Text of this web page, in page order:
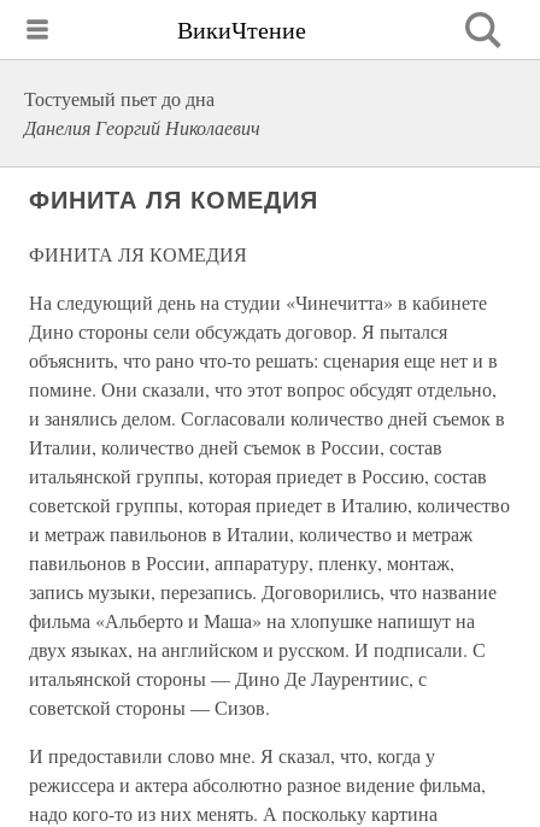
ВикиЧтение
Тостуемый пьет до дна
Данелия Георгий Николаевич
ФИНИТА ЛЯ КОМЕДИЯ
ФИНИТА ЛЯ КОМЕДИЯ
На следующий день на студии «Чинечитта» в кабинете
Дино стороны сели обсуждать договор. Я пытался
объяснить, что рано что-то решать: сценария еще нет и в
помине. Они сказали, что этот вопрос обсудят отдельно,
и занялись делом. Согласовали количество дней съемок в
Италии, количество дней съемок в России, состав
итальянской группы, которая приедет в Россию, состав
советской группы, которая приедет в Италию, количество
и метраж павильонов в Италии, количество и метраж
павильонов в России, аппаратуру, пленку, монтаж,
запись музыки, перезапись. Договорились, что название
фильма «Альберто и Маша» на хлопушке напишут на
двух языках, на английском и русском. И подписали. С
итальянской стороны — Дино Де Лаурентиис, с
советской стороны — Сизов.
И предоставили слово мне. Я сказал, что, когда у
режиссера и актера абсолютно разное видение фильма,
надо кого-то из них менять. А поскольку картина